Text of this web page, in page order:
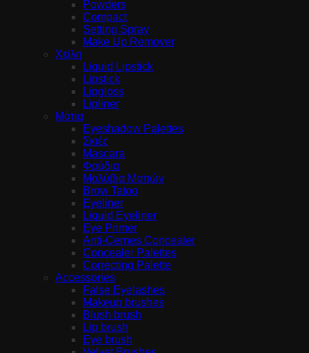
Powders
Compact
Setting Spray
Make Up Remover
Χείλη
Liquid Lipstick
Lipstick
Lipgloss
Lipliner
Μάτια
Eyeshadow Palettes
Σκιές
Mascara
Φρύδια
Μολύβια Ματιών
Brow Tatoo
Eyeliner
Liquid Eyeliner
Eye Primer
Anti-Cernes Concealer
Concealer Palettes
Correcting Palette
Accessories
False Eyelashes
Makeup brushes
Blush brush
Lip brush
Eye brush